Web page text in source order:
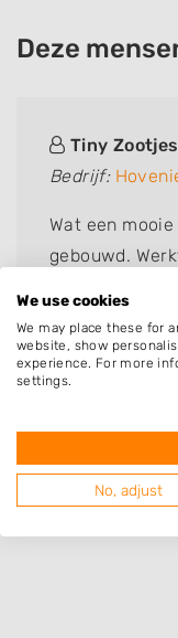
Deze
Tiny Zootjes
Bedrijf:
Wat een
gebouwd.
complimenten.
Resultaten
regio
beschoeiing
We use cookies
We may place these for
website, show
experience. For more
settings.
No, adjust